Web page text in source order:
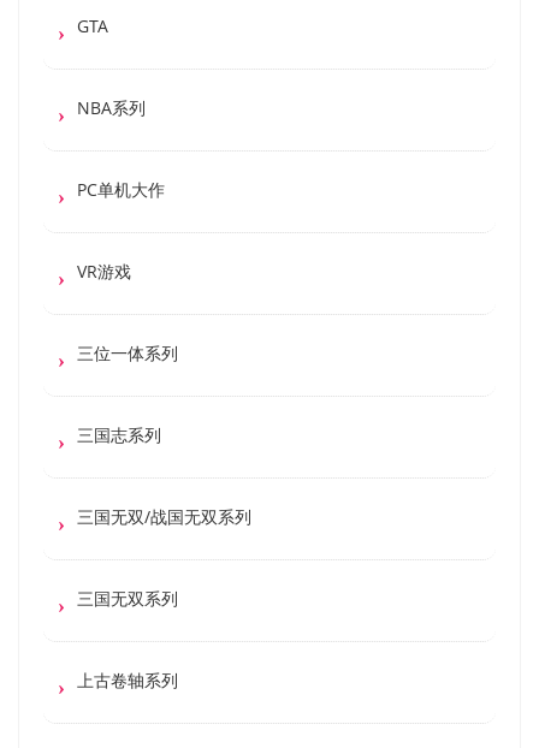
GTA
NBA系列
PC单机大作
VR游戏
三位一体系列
三国志系列
三国无双/战国无双系列
三国无双系列
上古卷轴系列